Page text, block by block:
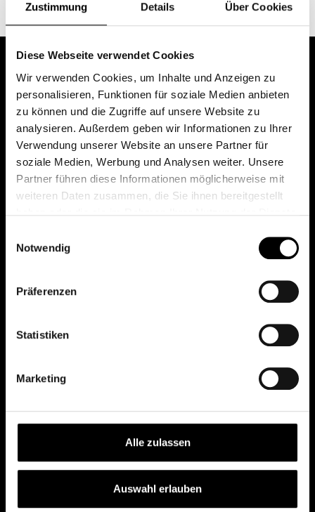
Zustimmung Details Über Cookies
Diese Webseite verwendet Cookies
Wir verwenden Cookies, um Inhalte und Anzeigen zu
personalisieren, Funktionen für soziale Medien anbieten
zu können und die Zugriffe auf unsere Website zu
analysieren. Außerdem geben wir Informationen zu Ihrer
Verwendung unserer Website an unsere Partner für
soziale Medien, Werbung und Analysen weiter. Unsere
Partner führen diese Informationen möglicherweise mit
weiteren Daten zusammen, die Sie ihnen bereitgestellt
Notwendig
Präferenzen
Statistiken
Marketing
Alle zulassen
Auswahl erlauben
Das erste Depot in Österreich mit 0€ Kontoführung,
0€ Ausgabeaufschlag und 0€ Depotgebühren bei
© 2026 FondsDepot AT
DEPOT
Depot übertragen
Depot-Login